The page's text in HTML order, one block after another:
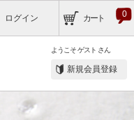
ようこそゲスト さん
新規会員登録
ログイン カート 0